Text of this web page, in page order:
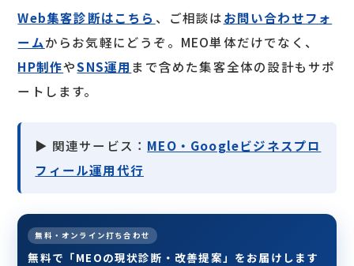
Web集客診断はこちら 、ご相談はお問い合わせフォ
ームからお気軽にどうぞ。MEO単体だけでなく、
HP制作やSNS運用 まで含めた集客全体の設計もサポ
ートします。
▶ 関連サービス： MEO・Googleビジネスプロ
フィール運用代行
無料・オンライン打ち合わせ
無料で「MEOの現状診断・改善提案」をお届けします